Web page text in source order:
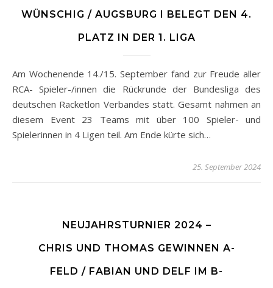
WÜNSCHIG / AUGSBURG I BELEGT DEN 4.
PLATZ IN DER 1. LIGA
Am Wochenende 14./15. September fand zur Freude aller
RCA- Spieler-/innen die Rückrunde der Bundesliga des
deutschen Racketlon Verbandes statt. Gesamt nahmen an
diesem Event 23 Teams mit über 100 Spieler- und
Spielerinnen in 4 Ligen teil. Am Ende kürte sich…
25. September 2024
NEUJAHRSTURNIER 2024 –
CHRIS UND THOMAS GEWINNEN A-
FELD / FABIAN UND DELF IM B-